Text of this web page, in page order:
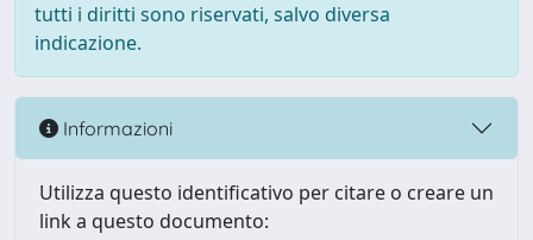
tutti i diritti sono riservati, salvo diversa
indicazione.
Informazioni
Utilizza questo identificativo per citare o creare un
link a questo documento: